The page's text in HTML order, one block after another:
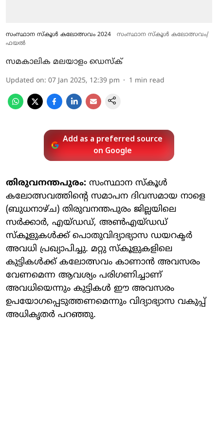
സംസ്ഥാന സ്കൂൾ കലോത്സവം 2024
സംസ്ഥാന സ്കൂൾ കലോത്സവം/
ഫയൽ
സമകാലിക മലയാളം ഡെസ്ക്
Updated on: 07 Jan 2025, 12:39 pm 1 min read
Add as a preferred source
on Google
തിരുവനന്തപുരം: സംസ്ഥാന സ്‌കൂള്‍
കലോത്സവത്തിന്റെ സമാപന ദിവസമായ നാളെ
(ബുധനാഴ്ച) തിരുവനന്തപുരം ജില്ലയിലെ
സർക്കാർ, എയ്ഡഡ്, അൺഎയ്ഡഡ്
സ്കൂളുകൾക്ക് പൊതുവിദ്യാഭ്യാസ ഡയറക്ടര്‍
അവധി പ്രഖ്യാപിച്ചു. മറ്റു സ്‌കൂളുകളിലെ
കുട്ടികള്‍ക്ക് കലോത്സവം കാണാന്‍ അവസരം
വേണമെന്ന ആവശ്യം പരിഗണിച്ചാണ്
അവധിയെന്നും കുട്ടികള്‍ ഈ അവസരം
ഉപയോഗപ്പെടുത്തണമെന്നും വിദ്യാഭ്യാസ വകുപ്പ്
അധികൃതര്‍ പറഞ്ഞു.